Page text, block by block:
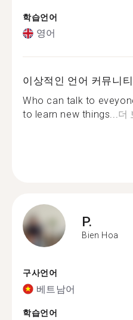
학습언어
영어
이상적인 언어 커뮤니
Who can talk to
to learn new things...더
P.
Bien Hoa
구사언어
베트남어
학습언어